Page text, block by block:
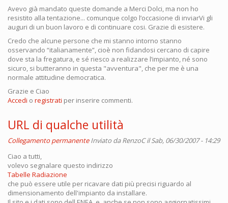
Avevo già mandato queste domande a Merci Dolci, ma non ho
resistito alla tentazione... comunque colgo l’occasione di inviarVi gli
auguri di un buon lavoro e di continuare cosi. Grazie di esistere.
Credo che alcune persone che mi stanno intorno stanno
osservando “italianamente”, cioè non fidandosi cercano di capire
dove sta la fregatura, e sé riesco a realizzare l’impianto, né sono
sicuro, si butteranno in questa "avventura", che per me è una
normale attitudine democratica.
Grazie e Ciao
Accedi o registrati per inserire commenti.
URL di qualche utilità
Collegamento permanente Inviato daRenzoCil Sab, 06/30/2007 - 14:29
Ciao a tutti,
volevo segnalare questo indirizzo
Tabelle Radiazione
che può essere utile per ricavare dati più precisi riguardo al
dimensionamento dell'impianto da installare.